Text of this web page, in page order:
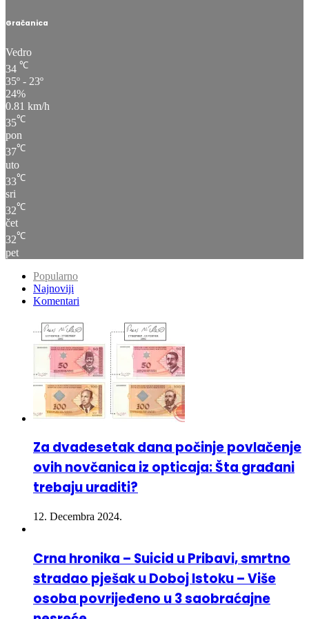
Gračanica
Vedro
34 ℃
35º - 23º
24%
0.81 km/h
35℃
pon
37℃
uto
33℃
sri
32℃
čet
32℃
pet
Popularno
Najnoviji
Komentari
Za dvadesetak dana počinje povlačenje
ovih novčanica iz opticaja: Šta građani
trebaju uraditi?
12. Decembra 2024.
Crna hronika – Suicid u Pribavi, smrtno
stradao pješak u Doboj Istoku – Više
osoba povrijeđeno u 3 saobraćajne